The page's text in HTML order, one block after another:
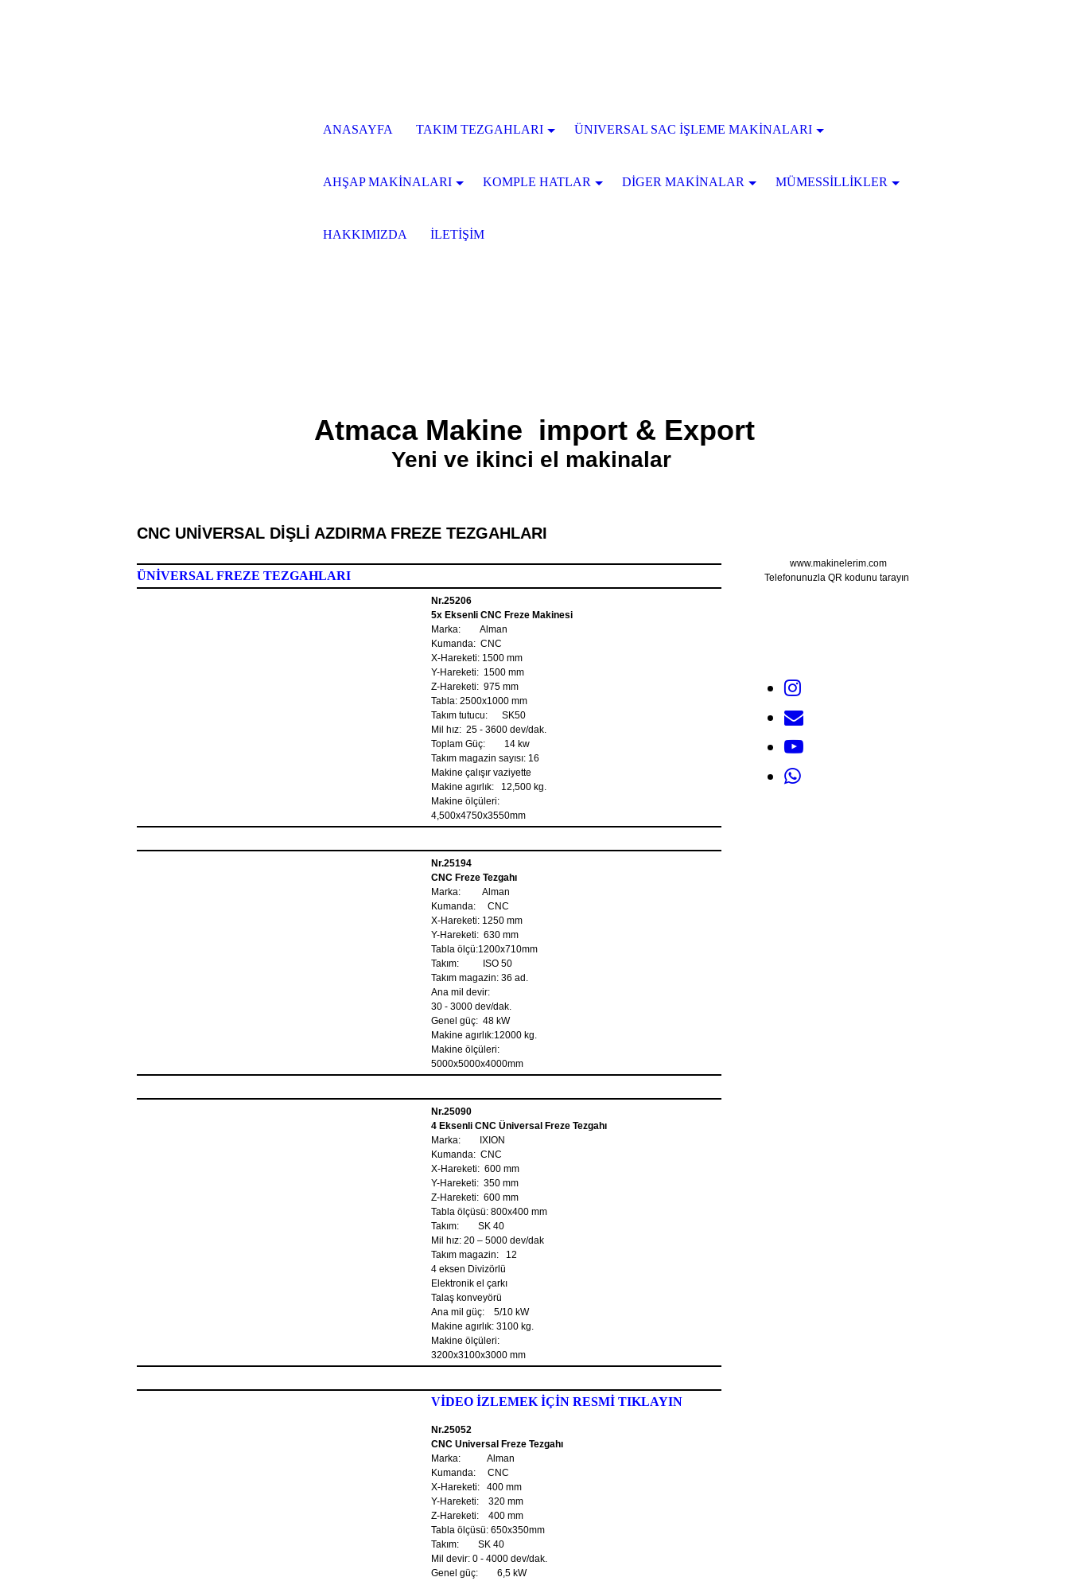
Atmaca Makine import & Export
Yeni ve ikinci el makinalar
CNC UNİVERSAL DİŞLİ AZDIRMA FREZE TEZGAHLARI
ÜNİVERSAL FREZE TEZGAHLARI
Nr.25206
5x Eksenli CNC Freze Makinesi
Marka: Alman
Kumanda: CNC
X-Hareketi: 1500 mm
Y-Hareketi: 1500 mm
Z-Hareketi: 975 mm
Tabla: 2500x1000 mm
Takım tutucu: SK50
Mil hız: 25 - 3600 dev/dak.
Toplam Güç: 14 kw
Takım magazin sayısı: 16
Makine çalışır vaziyette
Makine agırlık: 12,500 kg.
Makine ölçüleri:
4,500x4750x3550mm
Nr.25194
CNC Freze Tezgahı
Marka: Alman
Kumanda: CNC
X-Hareketi: 1250 mm
Y-Hareketi: 630 mm
Tabla ölçü:1200x710mm
Takım: ISO 50
Takım magazin: 36 ad.
Ana mil devir:
30 - 3000 dev/dak.
Genel güç: 48 kW
Makine agırlık:12000 kg.
Makine ölçüleri:
5000x5000x4000mm
Nr.25090
4 Eksenli CNC Üniversal Freze Tezgahı
Marka: IXION
Kumanda: CNC
X-Hareketi: 600 mm
Y-Hareketi: 350 mm
Z-Hareketi: 600 mm
Tabla ölçüsü: 800x400 mm
Takım: SK 40
Mil hız: 20 – 5000 dev/dak
Takım magazin: 12
4 eksen Divizörlü
Elektronik el çarkı
Talaş konveyörü
Ana mil güç: 5/10 kW
Makine agırlık: 3100 kg.
Makine ölçüleri:
3200x3100x3000 mm
VİDEO İZLEMEK İÇİN RESMİ TIKLAYIN
Nr.25052
CNC Universal Freze Tezgahı
Marka: Alman
Kumanda: CNC
X-Hareketi: 400 mm
Y-Hareketi: 320 mm
Z-Hareketi: 400 mm
Tabla ölçüsü: 650x350mm
Takım: SK 40
Mil devir: 0 - 4000 dev/dak.
Genel güç: 6,5 kW
www.makinelerim.com
Telefonunuzla QR kodunu tarayın
ANASAYFA TAKIM TEZGAHLARI ÜNIVERSAL SAC İŞLEME MAKİNALARI
AHŞAP MAKİNALARI KOMPLE HATLAR DİGER MAKİNALAR MÜMESSİLLİKLER
HAKKIMIZDA İLETİŞİM